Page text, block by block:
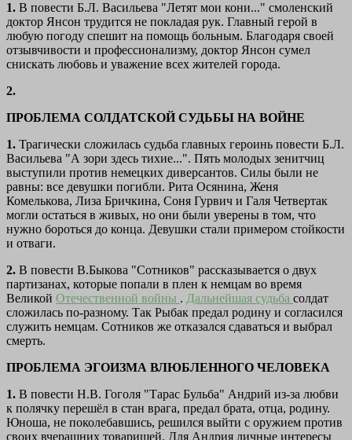
1. В повести Б.Л. Васильева "Летят мои кони..." смоленский
доктор Янсон трудится не покладая рук. Главный герой в
любую погоду спешит на помощь больным. Благодаря своей
отзывчивости и профессионализму, доктор Янсон сумел
снискать любовь и уважение всех жителей города.
2.
ПРОБЛЕМА СОЛДАТСКОЙ СУДЬБЫ НА ВОЙНЕ
1. Трагически сложилась судьба главных героинь повести Б.Л.
Васильева "А зори здесь тихие...". Пять молодых зенитчиц
выступили против немецких диверсантов. Силы были не
равны: все девушки погибли. Рита Осянина, Женя
Комелькова, Лиза Бричкина, Соня Гурвич и Галя Четвертак
могли остаться в живых, но они были уверены в том, что
нужно бороться до конца. Девушки стали примером стойкости
и отваги.
2. В повести В.Быкова "Сотников" рассказывается о двух
партизанах, которые попали в плен к немцам во время
Великой Отечественной войны . Дальнейшая судьба солдат
сложилась по-разному. Так Рыбак предал родину и согласился
служить немцам. Сотников же отказался сдаваться и выбрал
смерть.
ПРОБЛЕМА ЭГОИЗМА ВЛЮБЛЕННОГО ЧЕЛОВЕКА
1. В повести Н.В. Гоголя "Тарас Бульба" Андрий из-за любви
к полячку перешёл в стан врага, предал брата, отца, родину.
Юноша, не поколебавшись, решился выйти с оружием против
своих вчерашних товарищей. Для Андрия личные интересы